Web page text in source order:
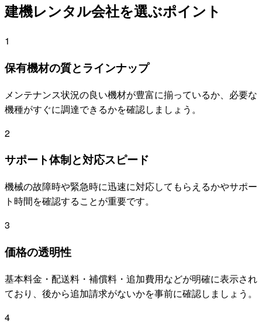
建機レンタル会社を選ぶポイント
1
保有機材の質とラインナップ
メンテナンス状況の良い機材が豊富に揃っているか、必要な
機種がすぐに調達できるかを確認しましょう。
2
サポート体制と対応スピード
機械の故障時や緊急時に迅速に対応してもらえるかやサポー
ト時間を確認することが重要です。
3
価格の透明性
基本料金・配送料・補償料・追加費用などが明確に表示され
ており、後から追加請求がないかを事前に確認しましょう。
4